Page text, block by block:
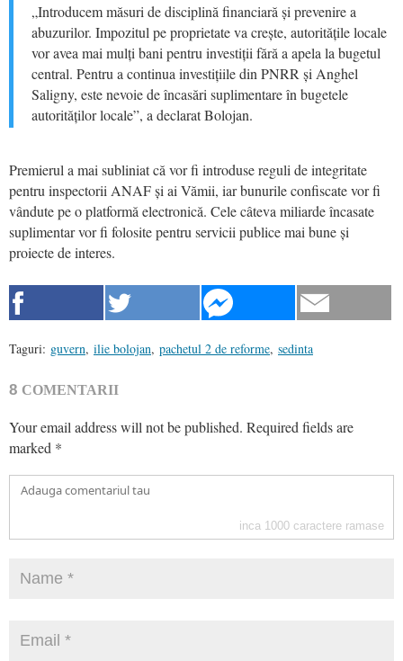
„Introducem măsuri de disciplină financiară și prevenire a
abuzurilor. Impozitul pe proprietate va crește, autoritățile locale
vor avea mai mulți bani pentru investiții fără a apela la bugetul
central. Pentru a continua investițiile din PNRR și Anghel
Saligny, este nevoie de încasări suplimentare în bugetele
autorităților locale”, a declarat Bolojan.
Premierul a mai subliniat că vor fi introduse reguli de integritate
pentru inspectorii ANAF și ai Vămii, iar bunurile confiscate vor fi
vândute pe o platformă electronică. Cele câteva miliarde încasate
suplimentar vor fi folosite pentru servicii publice mai bune și
proiecte de interes.
Taguri: guvern, ilie bolojan, pachetul 2 de reforme, sedinta
8 COMENTARII
Your email address will not be published. Required fields are
marked *
inca 1000 caractere ramase